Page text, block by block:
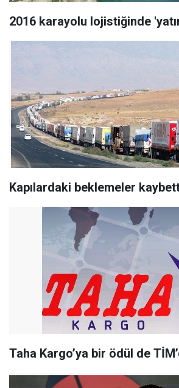
2016 karayolu lojistiğinde
Kapılardaki beklemeler
Taha Kargo’ya bir ödül de